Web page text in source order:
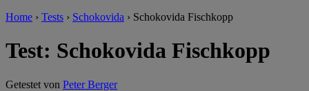
Home › Tests › Schokovida › Schokovida Fischkopp
Test: Schokovida Fischkopp
Getestet von Peter Berger